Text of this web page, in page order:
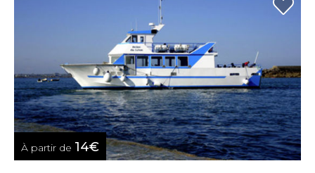
À partir de 14€